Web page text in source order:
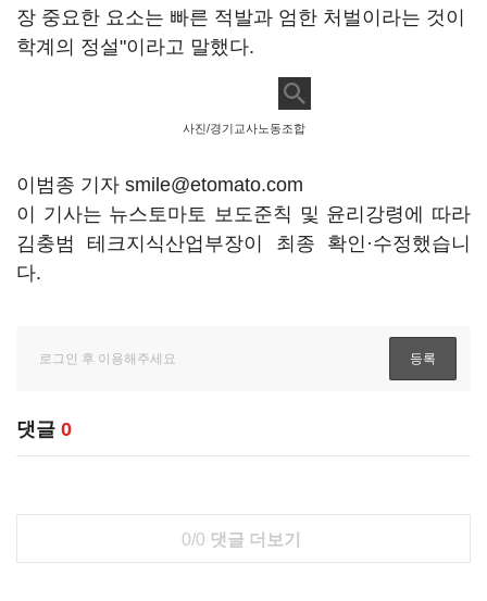
장 중요한 요소는 빠른 적발과 엄한 처벌이라는 것이
학계의 정설"이라고 말했다.
사진/경기교사노동조합
이범종 기자 smile@etomato.com
이 기사는 뉴스토마토 보도준칙 및 윤리강령에 따라
김충범 테크지식산업부장이 최종 확인·수정했습니
다.
댓글 0
0/0 댓글 더보기